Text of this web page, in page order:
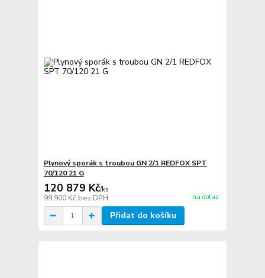
Plynový sporák s troubou GN 2/1 REDFOX SPT
70/120 21 G
120 879 Kč/ks
99 900 Kč bez DPH na dotaz
Přidat do košíku